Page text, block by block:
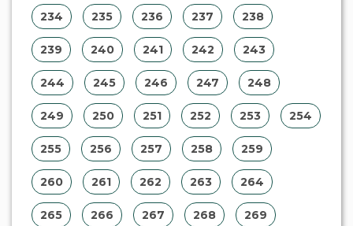
234 235 236 237 238
239 240 241 242 243
244 245 246 247 248
249 250 251 252 253 254
255 256 257 258 259
260 261 262 263 264
265 266 267 268 269